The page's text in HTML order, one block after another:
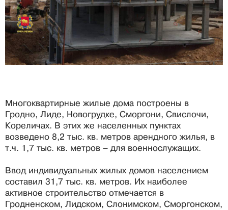
Многоквартирные жилые дома построены в
Гродно, Лиде, Новогрудке, Сморгони, Свислочи,
Кореличах. В этих же населенных пунктах
возведено 8,2 тыс. кв. метров арендного жилья, в
т.ч. 1,7 тыс. кв. метров – для военнослужащих.
Ввод индивидуальных жилых домов населением
составил 31,7 тыс. кв. метров. Их наиболее
активное строительство отмечается в
Гродненском, Лидском, Слонимском, Сморгонском,